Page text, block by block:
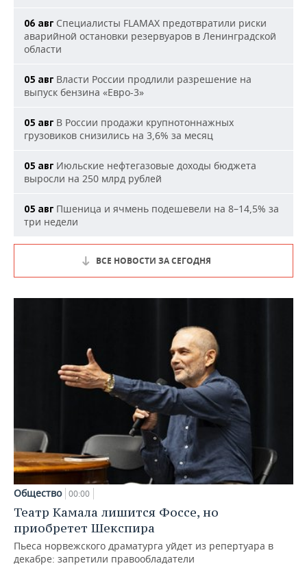
06 авг Специалисты FLAMAX предотвратили риски
аварийной остановки резервуаров в Ленинградской
области
05 авг Власти России продлили разрешение на
выпуск бензина «Евро-3»
05 авг В России продажи крупнотоннажных
грузовиков снизились на 3,6% за месяц
05 авг Июльские нефтегазовые доходы бюджета
выросли на 250 млрд рублей
05 авг Пшеница и ячмень подешевели на 8–14,5% за
три недели
ВСЕ НОВОСТИ ЗА СЕГОДНЯ
Общество 00:00
Театр Камала лишится Фоссе, но
приобретет Шекспира
Пьеса норвежского драматурга уйдет из репертуара в
декабре: запретили правообладатели